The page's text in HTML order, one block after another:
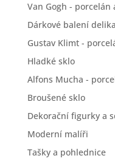
Van Gogh - porcelán
Dárkové balení
Gustav Klimt -
Hladké sklo
Alfons Mucha -
Broušené sklo
Dekorační figurky a
Moderní malíři
Tašky a pohlednice